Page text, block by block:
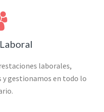
laborales,
gestionamos en todo lo